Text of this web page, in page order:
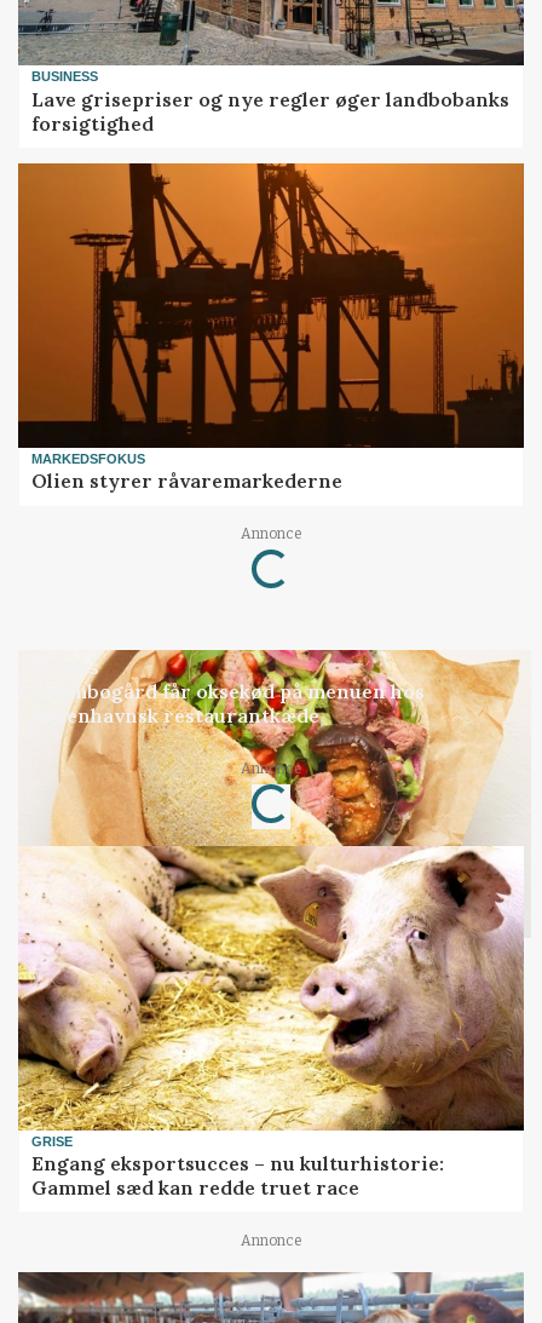
BUSINESS
Lave grisepriser og nye regler øger landbobanks
forsigtighed
MARKEDSFOKUS
Olien styrer råvaremarkederne
Annonce
Loading...
BUSINESS
Grambogård får oksekød på menuen hos
københavnsk restaurantkæde
Annonce
Loading...
GRISE
Engang eksportsucces – nu kulturhistorie:
Gammel sæd kan redde truet race
Annonce